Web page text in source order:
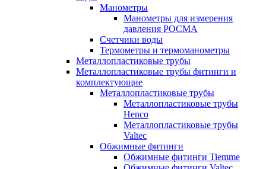
Манометры
Манометры для измерения
давления РОСМА
Счетчики воды
Термометры и термоманометры
Металлопластиковые трубы
Металлопластиковые трубы фитинги и
комплектующие
Металлопластиковые трубы
Металлопластиковые трубы
Henco
Металлопластиковые трубы
Valtec
Обжимные фитинги
Обжимные фитинги Tiemme